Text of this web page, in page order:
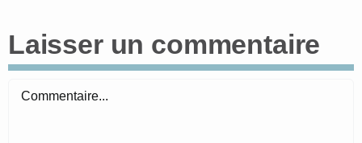
Laisser un commentaire
Commentaire